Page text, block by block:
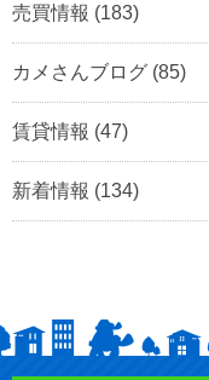
売買情報 (183)
カメさんブログ (85)
賃貸情報 (47)
新着情報 (134)